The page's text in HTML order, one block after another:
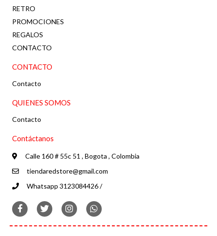
RETRO
PROMOCIONES
REGALOS
CONTACTO
CONTACTO
Contacto
QUIENES SOMOS
Contacto
Contáctanos
Calle 160 # 55c 51 , Bogota , Colombia
tiendaredstore@gmail.com
Whatsapp 3123084426 /